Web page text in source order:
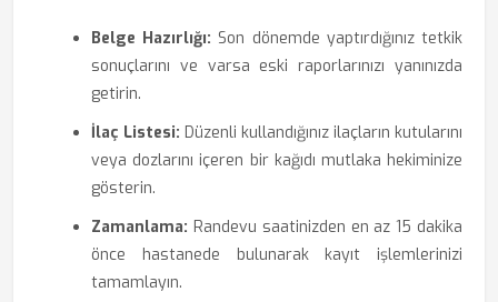
Belge Hazırlığı: Son dönemde yaptırdığınız tetkik
sonuçlarını ve varsa eski raporlarınızı yanınızda
getirin.
İlaç Listesi: Düzenli kullandığınız ilaçların kutularını
veya dozlarını içeren bir kağıdı mutlaka hekiminize
gösterin.
Zamanlama: Randevu saatinizden en az 15 dakika
önce hastanede bulunarak kayıt işlemlerinizi
tamamlayın.